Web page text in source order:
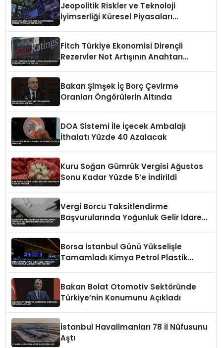
Jeopolitik Riskler ve Teknoloji
İyimserliği Küresel Piyasaları
Fitch Türkiye Ekonomisi Dirençli
Rezervler Not Artışının Anahtarı
Bakan Şimşek İç Borç Çevirme
Oranları Öngörülerin Altında
DOA Sistemi İle İçecek Ambalajı
İthalatı Yüzde 40 Azalacak
Kuru Soğan Gümrük Vergisi Ağustos
Sonu Kadar Yüzde 5’e İndirildi
Vergi Borcu Taksitlendirme
Başvurularında Yoğunluk Gelir İdaresi
Borsa İstanbul Günü Yükselişle
Tamamladı Kimya Petrol Plastik
Bakan Bolat Otomotiv Sektöründe
Türkiye’nin Konumunu Açıkladı
İstanbul Havalimanları 78 İl Nüfusunu
Aştı